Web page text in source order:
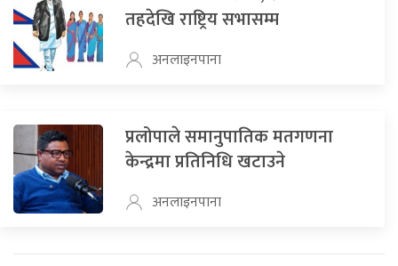
तहदेखि राष्ट्रिय सभासम्म
अनलाइनपाना
प्रलोपाले समानुपातिक मतगणना
केन्द्रमा प्रतिनिधि खटाउने
अनलाइनपाना